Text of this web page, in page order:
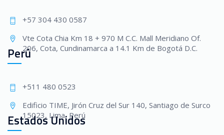
+57 304 430 0587
Vte Cota Chia Km 18 + 970 M C.C. Mall Meridiano Of.
206, Cota, Cundinamarca a 14.1 Km de Bogotá D.C.
Perú
+511 480 0523
Edificio TIME, Jirón Cruz del Sur 140, Santiago de Surco
15023, Lima, Perú
Estados Unidos